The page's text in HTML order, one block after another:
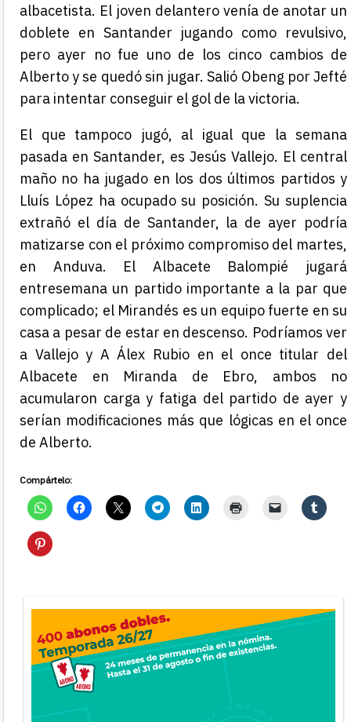
albacetista. El joven delantero venía de anotar un
doblete en Santander jugando como revulsivo,
pero ayer no fue uno de los cinco cambios de
Alberto y se quedó sin jugar. Salió Obeng por Jefté
para intentar conseguir el gol de la victoria.
El que tampoco jugó, al igual que la semana
pasada en Santander, es Jesús Vallejo. El central
maño no ha jugado en los dos últimos partidos y
Lluís López ha ocupado su posición. Su suplencia
extrañó el día de Santander, la de ayer podría
matizarse con el próximo compromiso del martes,
en Anduva. El Albacete Balompié jugará
entresemana un partido importante a la par que
complicado; el Mirandés es un equipo fuerte en su
casa a pesar de estar en descenso. Podríamos ver
a Vallejo y A Álex Rubio en el once titular del
Albacete en Miranda de Ebro, ambos no
acumularon carga y fatiga del partido de ayer y
serían modificaciones más que lógicas en el once
de Alberto.
Compártelo: